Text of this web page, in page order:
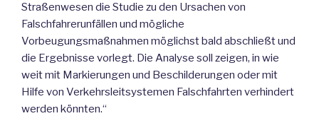
Straßenwesen die Studie zu den Ursachen von
Falschfahrerunfällen und mögliche
Vorbeugungsmaßnahmen möglichst bald abschließt und
die Ergebnisse vorlegt. Die Analyse soll zeigen, in wie
weit mit Markierungen und Beschilderungen oder mit
Hilfe von Verkehrsleitsystemen Falschfahrten verhindert
werden könnten.“